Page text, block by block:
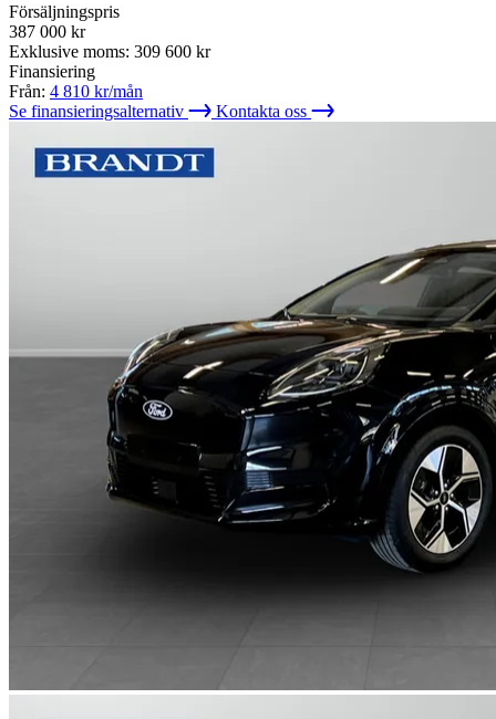
Försäljningspris
387 000 kr
Exklusive moms: 309 600 kr
Finansiering
Från: 4 810 kr/mån
Se finansieringsalternativ
Kontakta oss